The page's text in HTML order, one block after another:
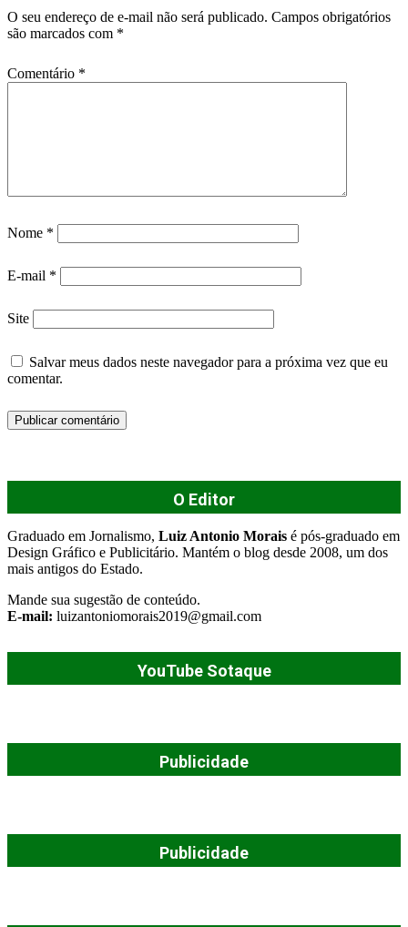
O seu endereço de e-mail não será publicado. Campos obrigatórios
são marcados com *
Comentário *
Nome *
E-mail *
Site
Salvar meus dados neste navegador para a próxima vez que eu
comentar.
O Editor
Graduado em Jornalismo, Luiz Antonio Morais é pós-graduado em
Design Gráfico e Publicitário. Mantém o blog desde 2008, um dos
mais antigos do Estado.
Mande sua sugestão de conteúdo.
E-mail: luizantoniomorais2019@gmail.com
YouTube Sotaque
Publicidade
Publicidade